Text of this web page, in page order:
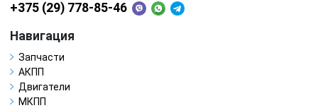
+375 (29) 778-85-46
Навигация
Запчасти
АКПП
Двигатели
МКПП